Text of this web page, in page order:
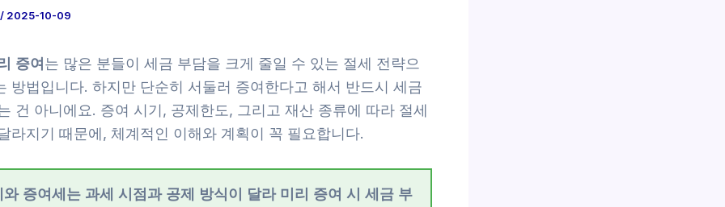
/ 2025-10-09
증여 는 많은 분들이 세금 부담을 크게 줄일 수 있는 절세 전략으
방법입니다. 하지만 단순히 서둘러 증여한다고 해서 반드시 세금
건 아니에요. 증여 시기, 공제한도, 그리고 재산 종류에 따라 절세
라지기 때문에, 체계적인 이해와 계획이 꼭 필요합니다.
증여세는 과세 시점과 공제 방식이 달라 미리 증여 시 세금 부